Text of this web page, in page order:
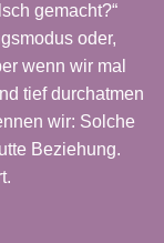
gemacht?“
oder,
wenn wir mal
tief durchatmen
wir: Solche
Beziehung.